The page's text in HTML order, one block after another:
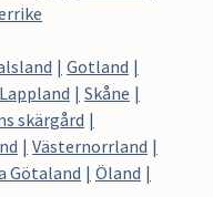
Gotland
Lappland
Skåne
skärgård
Västernorrland
Götaland
Öland